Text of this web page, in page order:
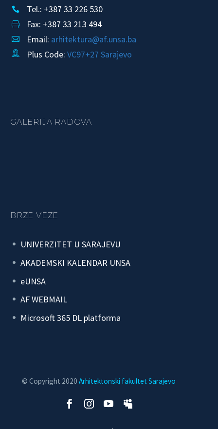

 Tel.: +387 33 226 530

 Fax: +387 33 213 494

 Email: arhitektura@af.unsa.ba

 Plus Code: VC97+27 Sarajevo
GALERIJA RADOVA
BRZE VEZE
UNIVERZITET U SARAJEVU
AKADEMSKI KALENDAR UNSA
eUNSA
AF WEBMAIL
Microsoft 365 DL platforma
© Copyright 2020 Arhitektonski fakultet Sarajevo